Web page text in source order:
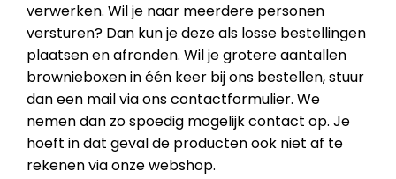
verwerken. Wil je naar meerdere personen
versturen? Dan kun je deze als losse bestellingen
plaatsen en afronden. Wil je grotere aantallen
brownieboxen in één keer bij ons bestellen, stuur
dan een mail via ons contactformulier. We
nemen dan zo spoedig mogelijk contact op. Je
hoeft in dat geval de producten ook niet af te
rekenen via onze webshop.